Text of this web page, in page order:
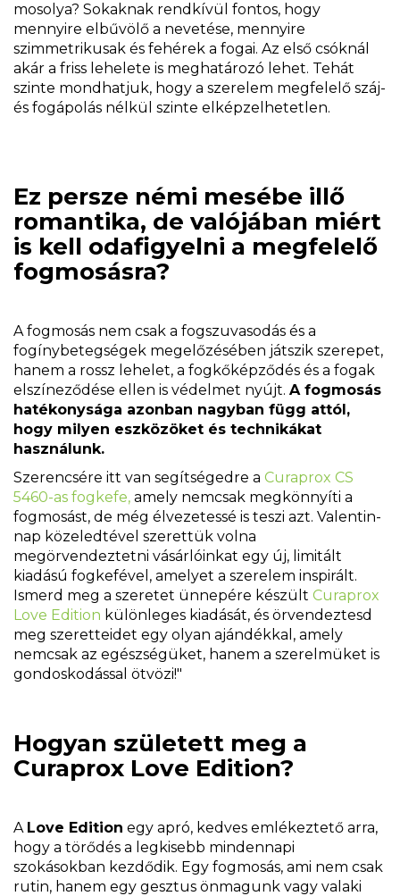
mosolya? Sokaknak rendkívül fontos, hogy
mennyire elbűvölő a nevetése, mennyire
szimmetrikusak és fehérek a fogai. Az első csóknál
akár a friss lehelete is meghatározó lehet. Tehát
szinte mondhatjuk, hogy a szerelem megfelelő száj-
és fogápolás nélkül szinte elképzelhetetlen.
Ez persze némi mesébe illő
romantika, de valójában miért
is kell odafigyelni a megfelelő
fogmosásra?
A fogmosás nem csak a fogszuvasodás és a
fogínybetegségek megelőzésében játszik szerepet,
hanem a rossz lehelet, a fogkőképződés és a fogak
elszíneződése ellen is védelmet nyújt. A fogmosás
hatékonysága azonban nagyban függ attól,
hogy milyen eszközöket és technikákat
használunk.
Szerencsére itt van segítségedre a Curaprox CS
5460-as fogkefe, amely nemcsak megkönnyíti a
fogmosást, de még élvezetessé is teszi azt. Valentin-
nap közeledtével szerettük volna
megörvendeztetni vásárlóinkat egy új, limitált
kiadású fogkefével, amelyet a szerelem inspirált.
Ismerd meg a szeretet ünnepére készült Curaprox
Love Edition különleges kiadását, és örvendeztesd
meg szeretteidet egy olyan ajándékkal, amely
nemcsak az egészségüket, hanem a szerelmüket is
gondoskodással ötvözi!"
Hogyan született meg a
Curaprox Love Edition?
A Love Edition egy apró, kedves emlékeztető arra,
hogy a törődés a legkisebb mindennapi
szokásokban kezdődik. Egy fogmosás, ami nem csak
rutin, hanem egy gesztus önmagunk vagy valaki